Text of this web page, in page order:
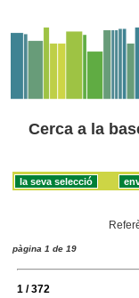
Cerca a la
pàgina 1 de 19
1 / 372